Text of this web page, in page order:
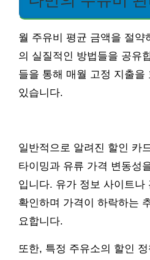
월 주유비 평균 금액을 절약
의 실질적인 방법들을 공유
들을 통해 매월 고정 지출을
있습니다.
일반적으로 알려진 할인 카
타이밍과 유류 가격 변동성
입니다. 유가 정보 사이트나
확인하며 가격이 하락하는
요합니다.
또한, 특정 주유소의 할인